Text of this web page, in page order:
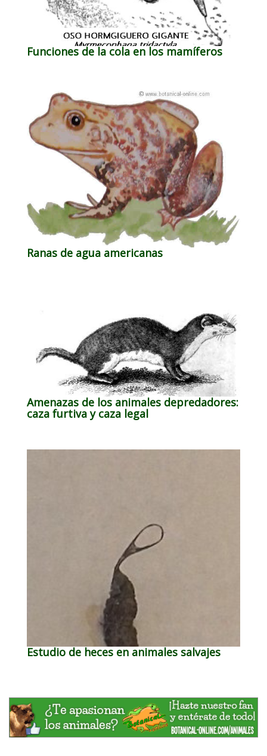
Funciones de la cola en los mamíferos
Ranas de agua americanas
Amenazas de los animales depredadores:
caza furtiva y caza legal
Estudio de heces en animales salvajes